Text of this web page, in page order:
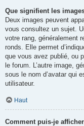
Que signifient les
Deux images peuvent
vous consultez un sujet.
votre rang, généralement
ronds. Elle permet
que vous avez publié, ou
le forum. L’autre image,
sous le nom d’avatar qui
utilisateur.
Haut
Comment puis-je